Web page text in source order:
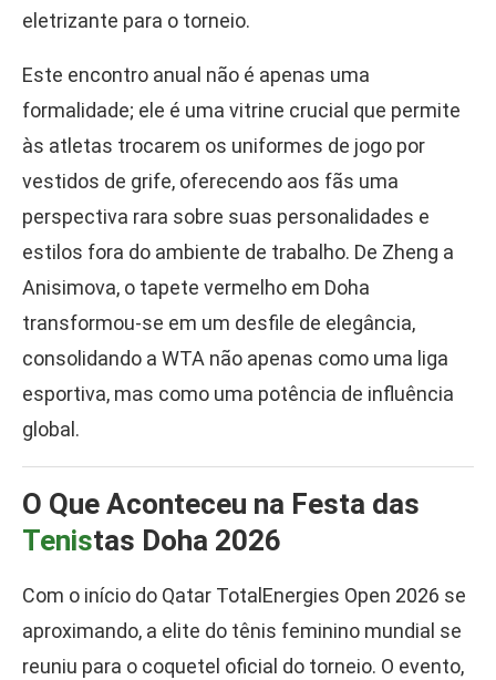
eletrizante para o torneio.
Este encontro anual não é apenas uma
formalidade; ele é uma vitrine crucial que permite
às atletas trocarem os uniformes de jogo por
vestidos de grife, oferecendo aos fãs uma
perspectiva rara sobre suas personalidades e
estilos fora do ambiente de trabalho. De Zheng a
Anisimova, o tapete vermelho em Doha
transformou-se em um desfile de elegância,
consolidando a WTA não apenas como uma liga
esportiva, mas como uma potência de influência
global.
O Que Aconteceu na Festa das
Tenistas Doha 2026
Com o início do Qatar TotalEnergies Open 2026 se
aproximando, a elite do tênis feminino mundial se
reuniu para o coquetel oficial do torneio. O evento,